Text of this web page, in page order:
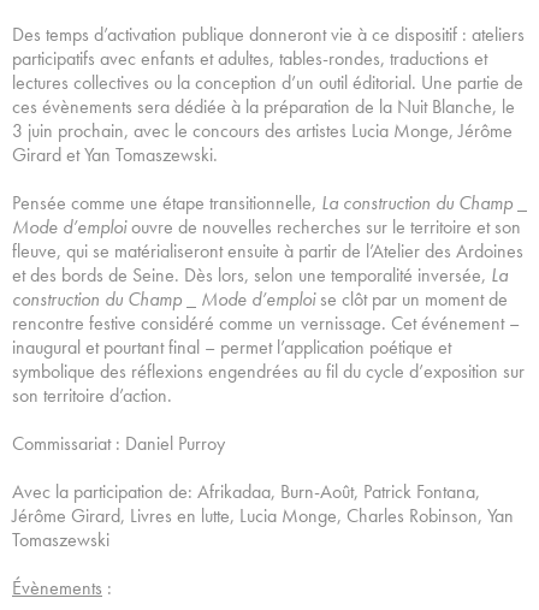
Des temps d’activation publique donneront vie à ce dispositif : ateliers
participatifs avec enfants et adultes, tables-rondes, traductions et
lectures collectives ou la conception d’un outil éditorial. Une partie de
ces évènements sera dédiée à la préparation de la Nuit Blanche, le
3 juin prochain, avec le concours des artistes Lucia Monge, Jérôme
Girard et Yan Tomaszewski.
Pensée comme une étape transitionnelle, La construction du Champ _
Mode d’emploiouvre de nouvelles recherches sur le territoire et son
fleuve, qui se matérialiseront ensuite à partir de l’Atelier des Ardoines
et des bords de Seine. Dès lors, selon une temporalité inversée, La
construction du Champ _ Mode d’emploise clôt par un moment de
rencontre festive considéré comme un vernissage. Cet événement –
inaugural et pourtant final – permet l’application poétique et
symbolique des réflexions engendrées au fil du cycle d’exposition sur
son territoire d’action.
Commissariat : Daniel Purroy
Avec la participation de: Afrikadaa, Burn-Août, Patrick Fontana,
Jérôme Girard, Livres en lutte, Lucia Monge, Charles Robinson, Yan
Tomaszewski
Évènements :